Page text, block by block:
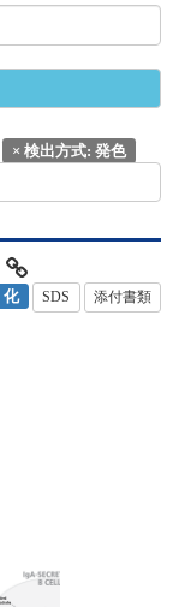
× 検出方式: 発色
化 SDS 添付書類
e